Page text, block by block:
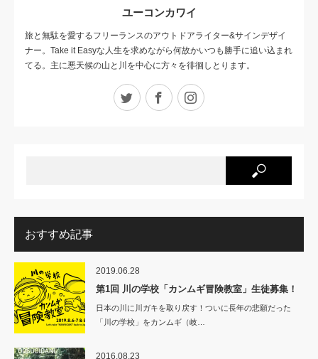
ユーコンカワイ
旅と無駄を愛するフリーランスのアウトドアライター&サインデザイ
ナー。Take it Easyな人生を求めながら何故かいつも勝手に追い込まれ
てる。主に悪天候の山と川を中心に方々を徘徊しとります。
Twitter Facebook
おすすめ記事
2019.06.28
第1回 川の学校「カンムギ冒険教室」生徒募集！
日本の川に川ガキを取り戻す！ついに長年の悲願だった
「川の学校」をカンムギ（岐…
2016.08.23